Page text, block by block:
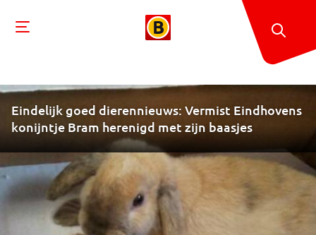
Eindelijk goed dierennieuws: Vermist Eindhovens
konijntje Bram herenigd met zijn baasjes